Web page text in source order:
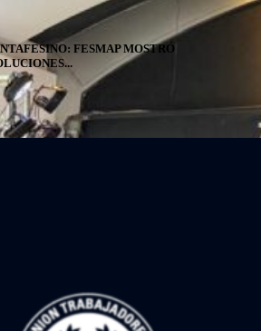
FESMAP MOSTRÓ